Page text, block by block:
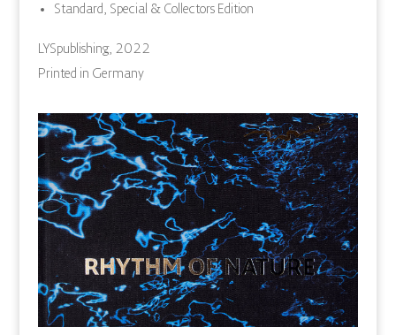
Standard, Special & Collectors Edition
LYSpublishing, 2022
Printed in Germany